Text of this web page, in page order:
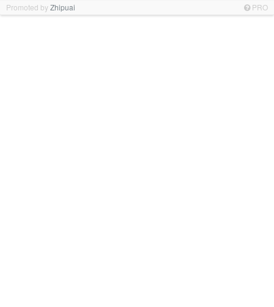
Promoted byZhipuai PRO